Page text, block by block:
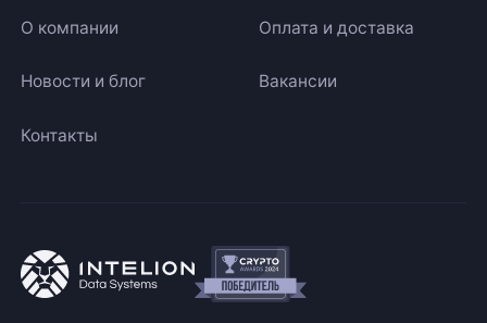
О компании Оплата и доставка
Новости и блог Вакансии
Контакты